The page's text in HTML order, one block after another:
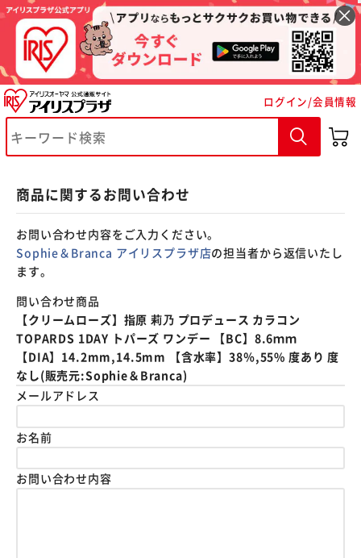
ログイン/会員情報
商品に関するお問い合わせ
お問い合わせ内容をご入力ください。
Sophie＆Branca アイリスプラザ店の担当者から返信いたし
ます。
問い合わせ商品
【クリームローズ】指原 莉乃 プロデュース カラコン
TOPARDS 1DAY トパーズ ワンデー 【BC】8.6ｍｍ
【DIA】14.2mm,14.5mm 【含水率】38％,55% 度あり 度
なし(販売元:Sophie＆Branca)
メールアドレス
お名前
お問い合わせ内容
※ご確認ください
カートに入れる